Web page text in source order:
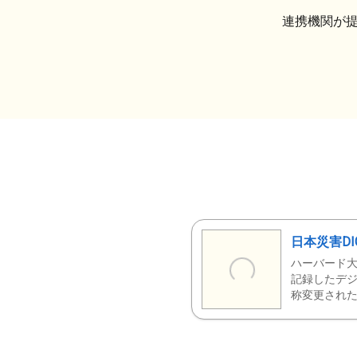
連携機関が
日本災害
ハーバード
記録したデ
称変更された